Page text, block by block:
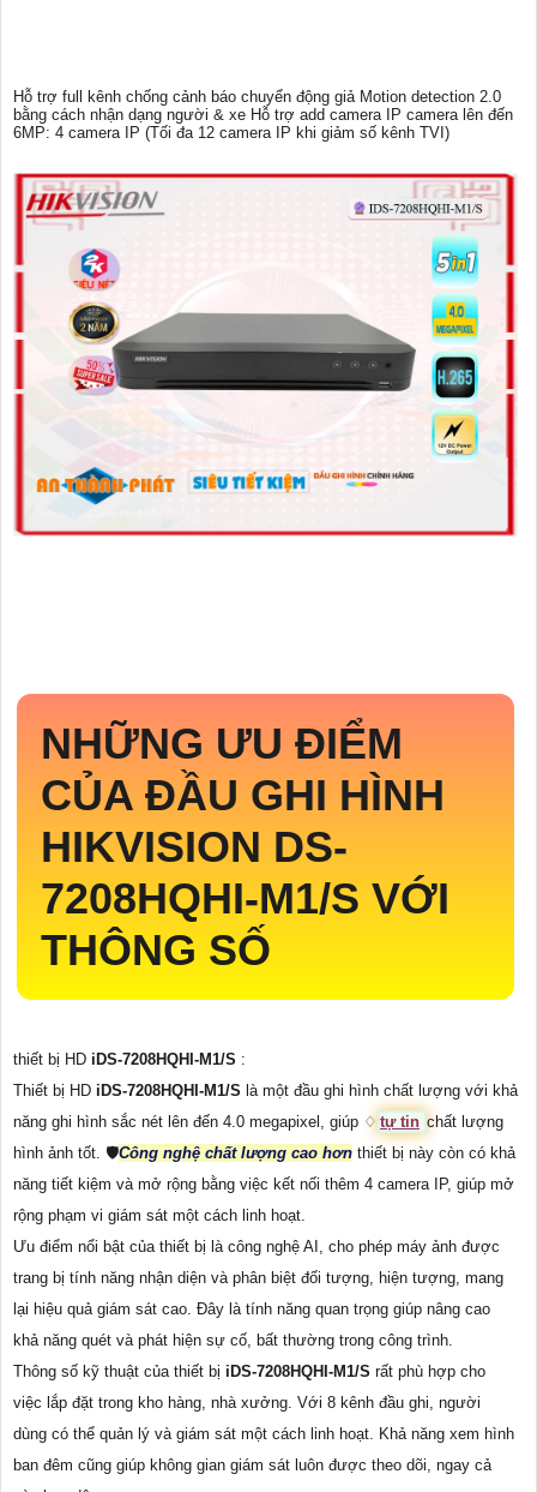
Hỗ trợ full kênh chống cảnh báo chuyển động giả Motion detection 2.0
bằng cách nhận dạng người & xe Hỗ trợ add camera IP camera lên đến
6MP: 4 camera IP (Tối đa 12 camera IP khi giảm số kênh TVI)
NHỮNG ƯU ĐIỂM
CỦA ĐẦU GHI HÌNH
HIKVISION DS-
7208HQHI-M1/S VỚI
THÔNG SỐ
thiết bị HD iDS-7208HQHI-M1/S :
Thiết bị HD iDS-7208HQHI-M1/S là một đầu ghi hình chất lượng với khả
năng ghi hình sắc nét lên đến 4.0 megapixel, giúp ♢ tự tin chất lượng
hình ảnh tốt. 🛡Công nghệ chất lượng cao hơn thiết bị này còn có khả
năng tiết kiệm và mở rộng bằng việc kết nối thêm 4 camera IP, giúp mở
rộng phạm vi giám sát một cách linh hoạt.
Ưu điểm nổi bật của thiết bị là công nghệ AI, cho phép máy ảnh được
trang bị tính năng nhận diện và phân biệt đối tượng, hiện tượng, mang
lại hiệu quả giám sát cao. Đây là tính năng quan trọng giúp nâng cao
khả năng quét và phát hiện sự cố, bất thường trong công trình.
Thông số kỹ thuật của thiết bị iDS-7208HQHI-M1/S rất phù hợp cho
việc lắp đặt trong kho hàng, nhà xưởng. Với 8 kênh đầu ghi, người
dùng có thể quản lý và giám sát một cách linh hoạt. Khả năng xem hình
ban đêm cũng giúp không gian giám sát luôn được theo dõi, ngay cả